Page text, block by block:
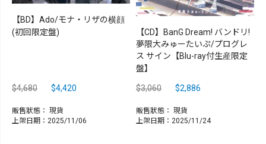
【BD】Ado/モナ・リザの横顔
(初回限定盤)
$4,680 $4,420
販售狀態： 現貨
上架日期：2025/11/06
【CD】BanG Dream! バンドリ!
夢限大みゅーたいぷ/プログレ
ス サイン【Blu-ray付生産限定
盤】
$3,060 $2,886
販售狀態： 現貨
上架日期：2025/11/24